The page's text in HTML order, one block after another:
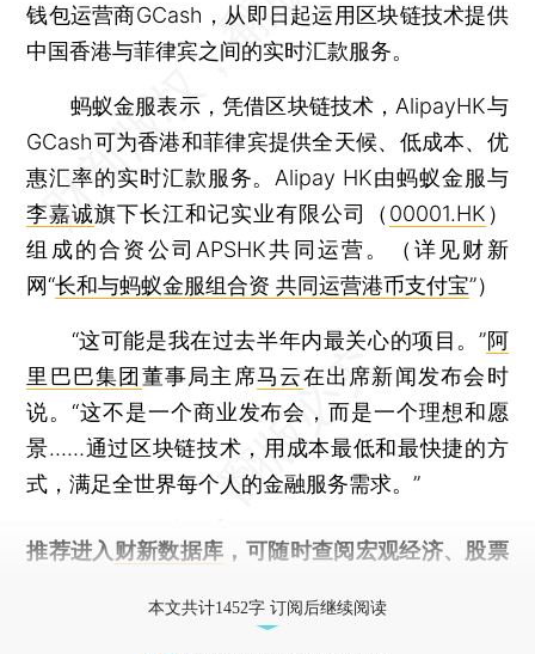
钱包运营商GCash，从即日起运用区块链技术提供
中国香港与菲律宾之间的实时汇款服务。
蚂蚁金服表示，凭借区块链技术，AlipayHK与
GCash可为香港和菲律宾提供全天候、低成本、优
惠汇率的实时汇款服务。Alipay HK由蚂蚁金服与
李嘉诚旗下长江和记实业有限公司（ 00001.HK ）
组成的合资公司APSHK共同运营。（详见财新
网“长和与蚂蚁金服组合资 共同运营港币支付宝”）
“这可能是我在过去半年内最关心的项目。”阿
里巴巴集团 董事局主席马云在出席新闻发布会时
说。“这不是一个商业发布会，而是一个理想和愿
景……通过区块链技术，用成本最低和最快捷的方
式，满足全世界每个人的金融服务需求。”
推荐进入 财新数据库 ，可随时查阅宏观经济、股票
本文共计1452字 订阅后继续阅读